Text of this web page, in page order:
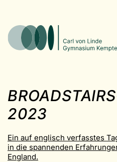
2023
Ein auf englisch verfasstes
in die spannenden
England.